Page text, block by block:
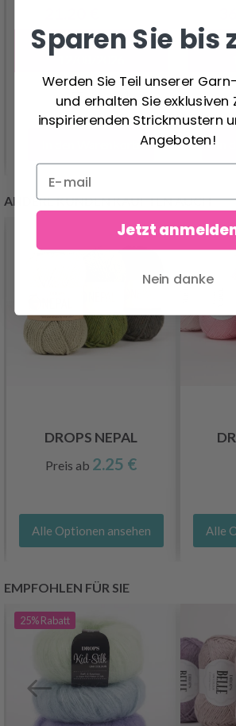
Angebot verfällt
ANDERE KUNDEN KAUFTEN AUCH
DROPS NEPAL
Preis ab 2.25 €
Alle Optionen ansehen Alle
EMPFOHLEN FÜR SIE
25%Rabatt
Sparen Sie bis
Werden Sie Teil unserer
und erhalten Sie exklusiven
inspirierenden Strickmustern
Angeboten!
Jetzt
Nein danke